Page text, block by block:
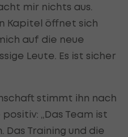
mir nichts aus.
Kapitel öffnet sich
auf die neue
Leute. Es ist sicher
stimmt ihn nach
„Das Team ist
Training und die